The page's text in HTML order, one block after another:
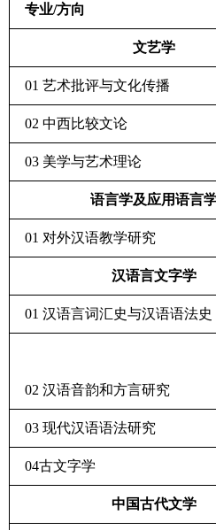
专业/方向
文艺学
01 艺术批评与文化传播
02 中西比较文论
03 美学与艺术理论
语言学及应用语言
01 对外汉语教学研究
汉语言文字学
01 汉语言词汇史与汉语语法史
02 汉语音韵和方言研究
03 现代汉语语法研究
04古文字学
中国古代文学